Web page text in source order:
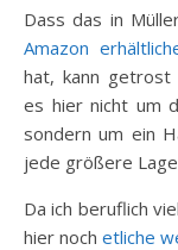
Dass das in
Amazon
hat, kann getrost
es hier nicht um
sondern um ein
jede größere
Da ich beruflich
hier noch etliche